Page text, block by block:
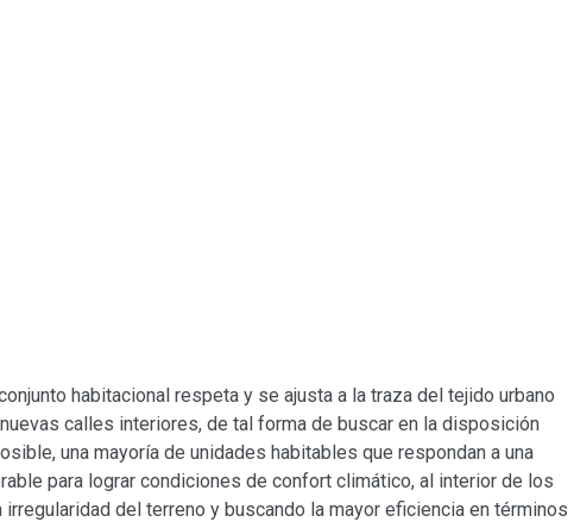
habitacional respeta y se ajusta a la traza del tejido urbano
calles interiores, de tal forma de buscar en la disposición
una mayoría de unidades habitables que respondan a una
para lograr condiciones de confort climático, al interior de los
del terreno y buscando la mayor eficiencia en términos